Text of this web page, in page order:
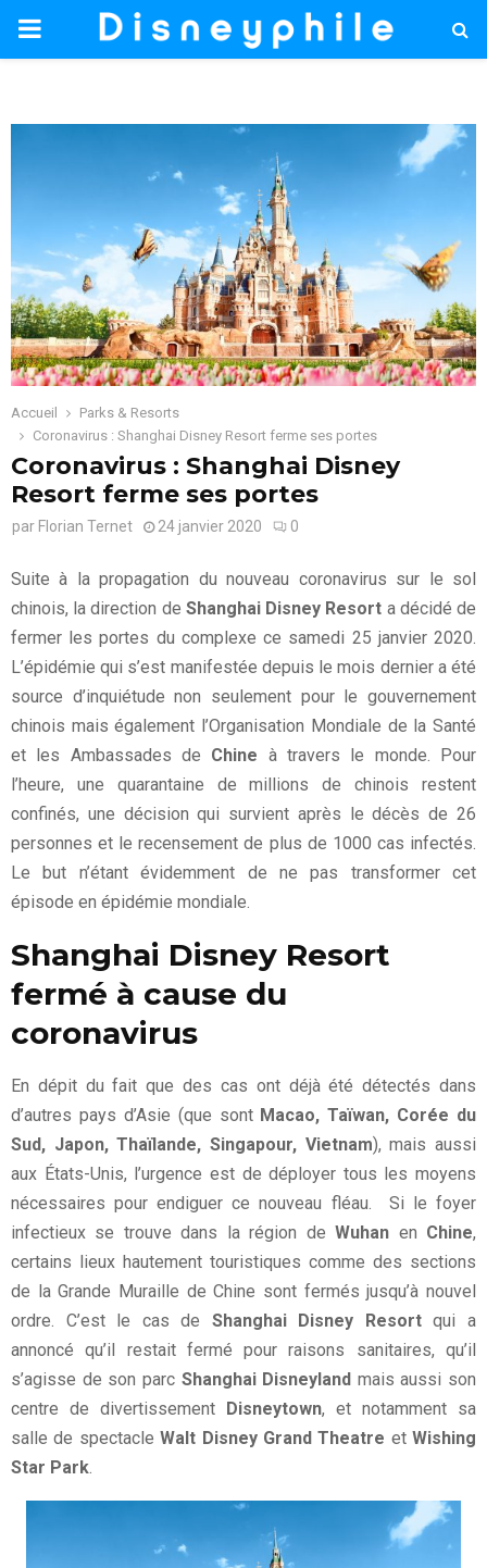
PRIMARY
Accueil
Parks & Resorts
Coronavirus : Shanghai Disney Resort ferme ses portes
Coronavirus : Shanghai Disney
Resort ferme ses portes
par Florian Ternet 24 janvier 2020 0
Suite à la propagation du nouveau coronavirus sur le sol
chinois, la direction de Shanghai Disney Resort a décidé de
fermer les portes du complexe ce samedi 25 janvier 2020.
L’épidémie qui s’est manifestée depuis le mois dernier a été
source d’inquiétude non seulement pour le gouvernement
chinois mais également l’Organisation Mondiale de la Santé
et les Ambassades de Chine à travers le monde. Pour
l’heure, une quarantaine de millions de chinois restent
confinés, une décision qui survient après le décès de 26
personnes et le recensement de plus de 1000 cas infectés.
Le but n’étant évidemment de ne pas transformer cet
épisode en épidémie mondiale.
Shanghai Disney Resort
fermé à cause du
coronavirus
En dépit du fait que des cas ont déjà été détectés dans
d’autres pays d’Asie (que sont Macao, Taïwan, Corée du
Sud, Japon, Thaïlande, Singapour, Vietnam), mais aussi
aux États-Unis, l’urgence est de déployer tous les moyens
nécessaires pour endiguer ce nouveau fléau. Si le foyer
infectieux se trouve dans la région deWuhan en Chine,
certains lieux hautement touristiques comme des sections
de la Grande Muraille de Chine sont fermés jusqu’à nouvel
ordre. C’est le cas de Shanghai Disney Resortqui a
annoncé qu’il restait fermé pour raisons sanitaires, qu’il
s’agisse de son parc Shanghai Disneyland mais aussi son
centre de divertissement Disneytown, et notamment sa
salle de spectacleWalt Disney Grand Theatre et Wishing
Star Park